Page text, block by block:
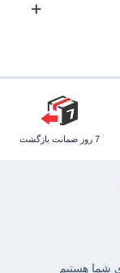
7 روز ضمانت بازگشت